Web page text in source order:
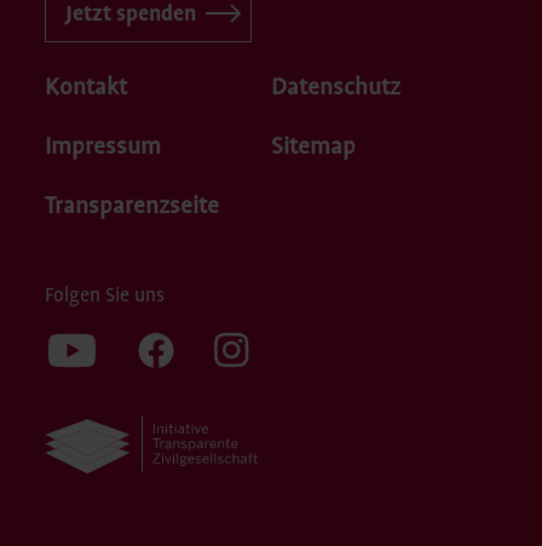
Kontakt Datenschutz
Impressum Sitemap
Transparenzseite
Folgen Sie uns
Jetzt spenden